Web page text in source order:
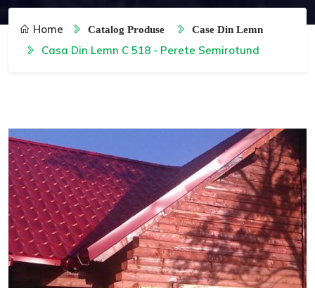
Home Catalog Produse Case Din Lemn
Casa Din Lemn C 518 - Perete Semirotund